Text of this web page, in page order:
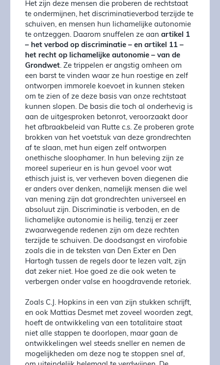
Het zijn deze mensen die proberen de rechtstaat
te ondermijnen, het discriminatieverbod terzijde te
schuiven, en mensen hun lichamelijke autonomie
te ontzeggen. Daarom snuffelen ze aan artikel 1
– het verbod op discriminatie – en artikel 11 –
het recht op lichamelijke autonomie – van de
Grondwet. Ze trippelen er angstig omheen om
een barst te vinden waar ze hun roestige en zelf
ontworpen immorele koevoet in kunnen steken
om te zien of ze deze basis van onze rechtstaat
kunnen slopen. De basis die toch al onderhevig is
aan de uitgesproken betonrot, veroorzaakt door
het afbraakbeleid van Rutte c.s. Ze proberen grote
brokken van het voetstuk van deze grondrechten
af te slaan, met hun eigen zelf ontworpen
onethische sloophamer. In hun beleving zijn ze
moreel superieur en is hun gevoel voor wat
ethisch juist is, ver verheven boven diegenen die
er anders over denken, namelijk mensen die wel
van mening zijn dat grondrechten universeel en
absoluut zijn. Discriminatie is verboden, en de
lichamelijke autonomie is heilig, tenzij er zeer
zwaarwegende redenen zijn om deze rechten
terzijde te schuiven. De doodsangst en virofobie
zoals die in de teksten van Den Exter en Den
Hartogh tussen de regels door te lezen valt, zijn
dat zeker niet. Hoe goed ze die ook weten te
verbergen onder valse en hoogdravende retoriek.
Zoals C.J. Hopkins in een van zijn stukken schrijft,
en ook Mattias Desmet met zoveel woorden zegt,
hoeft de ontwikkeling van een totalitaire staat
niet alle stappen te doorlopen, maar gaan de
ontwikkelingen wel steeds sneller en nemen de
mogelijkheden om deze nog te stoppen snel af,